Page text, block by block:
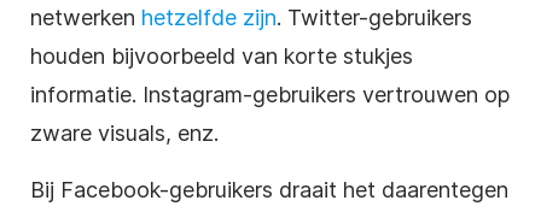
netwerken hetzelfde zijn. Twitter-gebruikers
houden bijvoorbeeld van korte stukjes
informatie. Instagram-gebruikers vertrouwen op
zware visuals, enz.
Bij Facebook-gebruikers draait het daarentegen